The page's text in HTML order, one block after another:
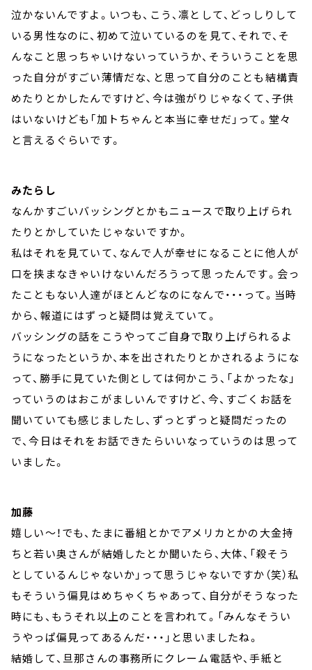
泣かないんですよ。いつも、こう、凛として、どっしりして
いる男性なのに、初めて泣いているのを見て、それで、そ
んなこと思っちゃいけないっていうか、そういうことを思
った自分がすごい薄情だな、と思って自分のことも結構責
めたりとかしたんですけど、今は強がりじゃなくて、子供
はいないけども「加トちゃんと本当に幸せだ」って。堂々
と言えるぐらいです。
みたらし
なんかすごいバッシングとかもニュースで取り上げられ
たりとかしていたじゃないですか。
私はそれを見ていて、なんで人が幸せになることに他人が
口を挟まなきゃいけないんだろうって思ったんです。会っ
たこともない人達がほとんどなのになんで・・・って。当時
から、報道にはずっと疑問は覚えていて。
バッシングの話をこうやってご自身で取り上げられるよ
うになったというか、本を出されたりとかされるようにな
って、勝手に見ていた側としては何かこう、「よかったな」
っていうのはおこがましいんですけど、今、すごくお話を
聞いていても感じましたし、ずっとずっと疑問だったの
で、今日はそれをお話できたらいいなっていうのは思って
いました。
加藤
嬉しい～！でも、たまに番組とかでアメリカとかの大金持
ちと若い奥さんが結婚したとか聞いたら、大体、「殺そう
としているんじゃないか」って思うじゃないですか（笑）私
もそういう偏見はめちゃくちゃあって、自分がそうなった
時にも、もうそれ以上のことを言われて。「みんなそうい
うやっぱ偏見ってあるんだ・・・」と思いましたね。
結婚して、旦那さんの事務所にクレーム電話や、手紙と